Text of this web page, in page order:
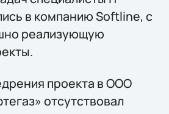
в компанию Softline, с
реализующую
проекта в ООО
отсутствовал